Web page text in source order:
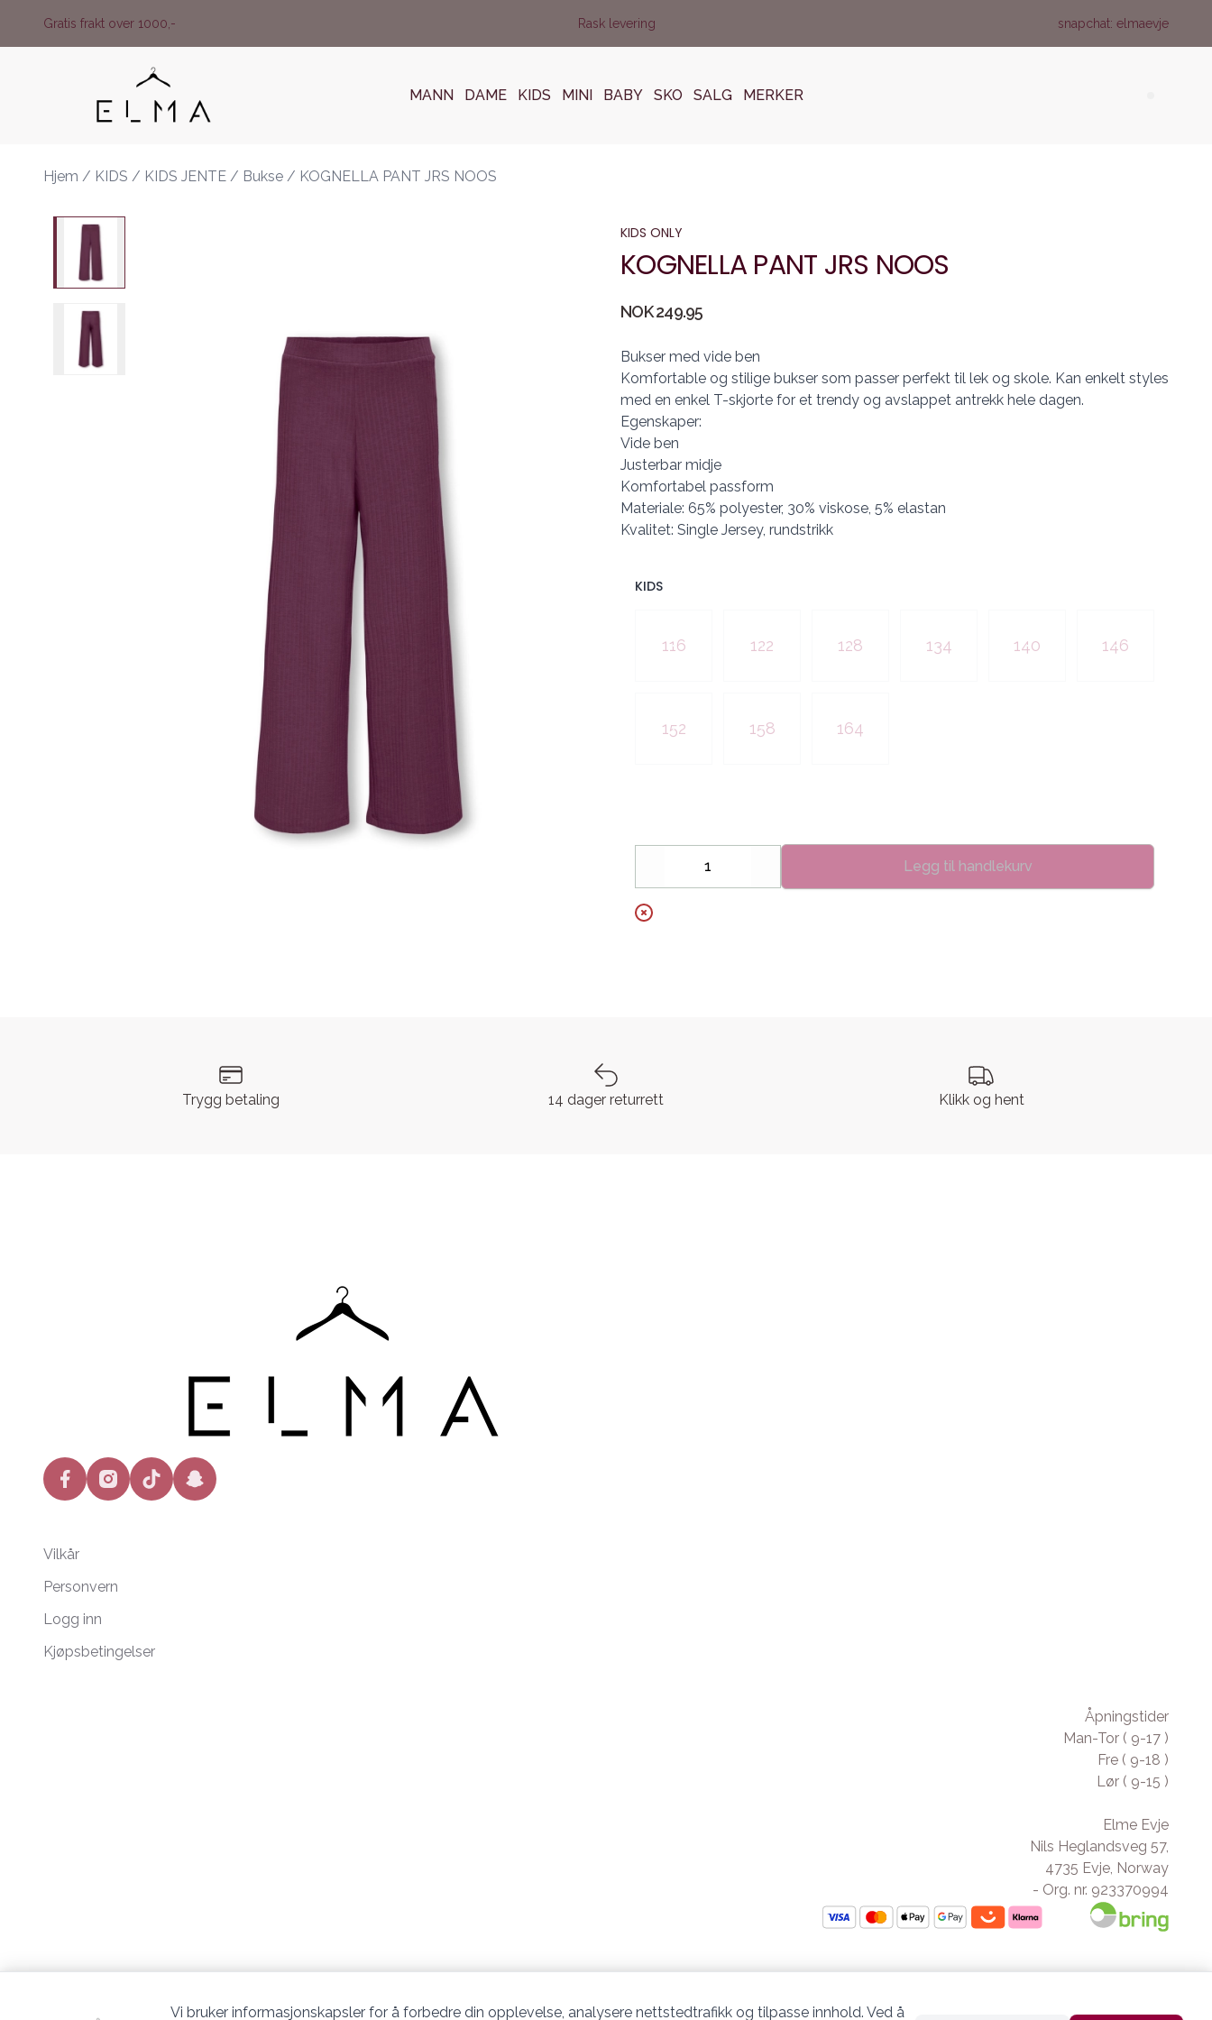
Gratis frakt over 1000,- Rask levering snapchat: elmaevje
MANN DAME KIDS MINI BABY SKO SALG MERKER
Hjem / KIDS / KIDS JENTE / Bukse / KOGNELLA PANT JRS NOOS
KIDS ONLY
KOGNELLA PANT JRS NOOS
Produktdetaljer
NOK 249.95
Description
Bukser med vide ben
Komfortable og stilige bukser som passer perfekt til lek og skole. Kan enkelt styles
med en enkel T-skjorte for et trendy og avslappet antrekk hele dagen.
Egenskaper:
Vide ben
Justerbar midje
Komfortabel passform
Materiale: 65% polyester, 30% viskose, 5% elastan
Kvalitet: Single Jersey, rundstrikk
KIDS
116 122 128 134 140 146
152 158 164
Decrease
Legg til handlekurv
Trygg betaling 14 dager returrett Klikk og hent
facebookinstagramtiktok snapchat
Vilkår
Personvern
Logg inn
Kjøpsbetingelser
Åpningstider
Man-Tor ( 9-17 )
Fre ( 9-18 )
Lør ( 9-15 )
Elme Evje
Nils Heglandsveg 57,
4735 Evje, Norway
- Org. nr. 923370994
Vi bruker informasjonskapsler for å forbedre din opplevelse, analysere nettstedtrafikk og tilpasse innhold. Ved å